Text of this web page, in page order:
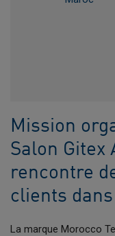
Mission
Salon Gitex
rencontre
clients
La marque Morocco